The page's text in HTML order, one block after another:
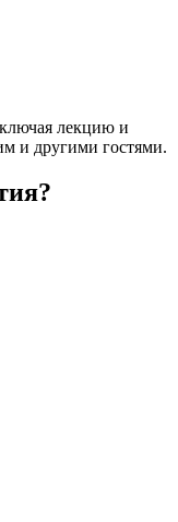
лекцию и
и другими гостями.